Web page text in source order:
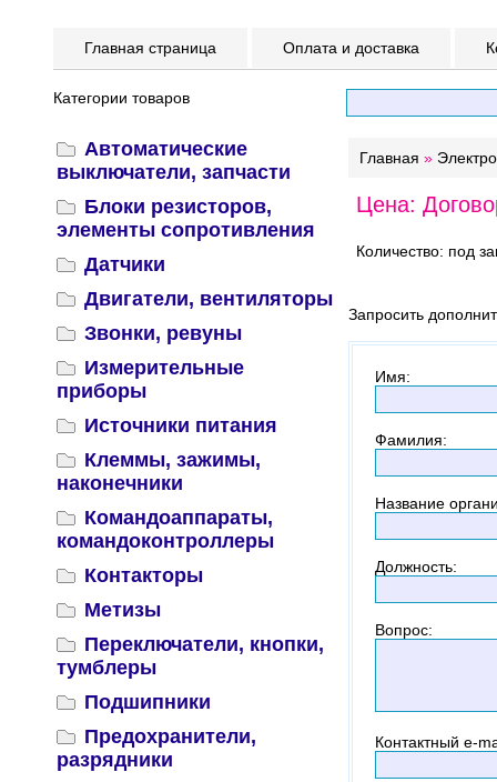
Главная страница Оплата и доставка
Категории товаров
Автоматические
выключатели, запчасти
Блоки резисторов,
элементы сопротивления
Датчики
Двигатели, вентиляторы
Звонки, ревуны
Измерительные
приборы
Источники питания
Клеммы, зажимы,
наконечники
Командоаппараты,
командоконтроллеры
Контакторы
Метизы
Переключатели, кнопки,
тумблеры
Подшипники
Предохранители,
разрядники
Главная »
Цена:
Количество: под
Запросить
Имя:
Фамилия:
Название
Должность:
Вопрос:
Контактный e-